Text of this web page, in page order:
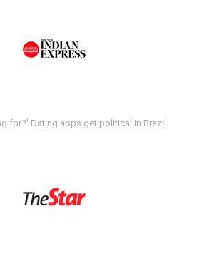
for?' Dating apps get political in Brazil